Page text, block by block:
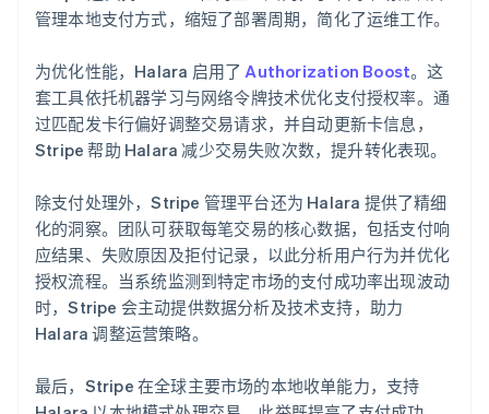
管理本地支付方式，缩短了部署周期，简化了运维工作。
为优化性能，Halara 启用了 Authorization Boost。这
套工具依托机器学习与网络令牌技术优化支付授权率。通
过匹配发卡行偏好调整交易请求，并自动更新卡信息，
Stripe 帮助 Halara 减少交易失败次数，提升转化表现。
除支付处理外，Stripe 管理平台还为 Halara 提供了精细
化的洞察。团队可获取每笔交易的核心数据，包括支付响
应结果、失败原因及拒付记录，以此分析用户行为并优化
授权流程。当系统监测到特定市场的支付成功率出现波动
时，Stripe 会主动提供数据分析及技术支持，助力
Halara 调整运营策略。
最后，Stripe 在全球主要市场的本地收单能力，支持